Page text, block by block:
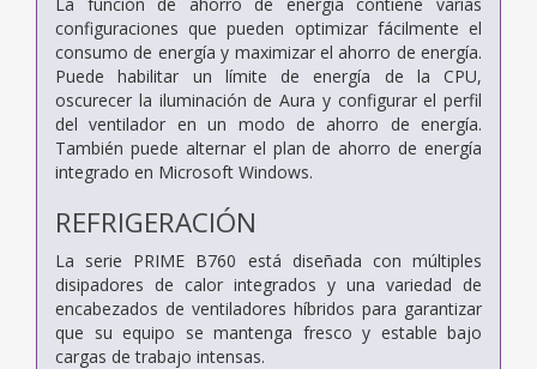
configuraciones que pueden optimizar fácilmente el
consumo de energía y maximizar el ahorro de energía.
Puede habilitar un límite de energía de la CPU,
oscurecer la iluminación de Aura y configurar el perfil
del ventilador en un modo de ahorro de energía.
También puede alternar el plan de ahorro de energía
integrado en Microsoft Windows.
REFRIGERACIÓN
La serie PRIME B760 está diseñada con múltiples
disipadores de calor integrados y una variedad de
encabezados de ventiladores híbridos para garantizar
que su equipo se mantenga fresco y estable bajo
cargas de trabajo intensas.